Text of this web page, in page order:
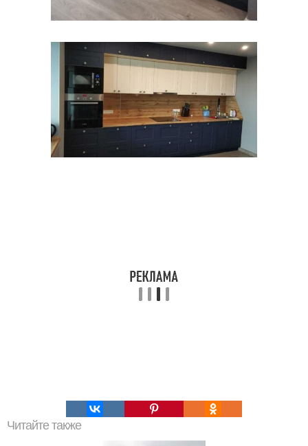
Читайте также